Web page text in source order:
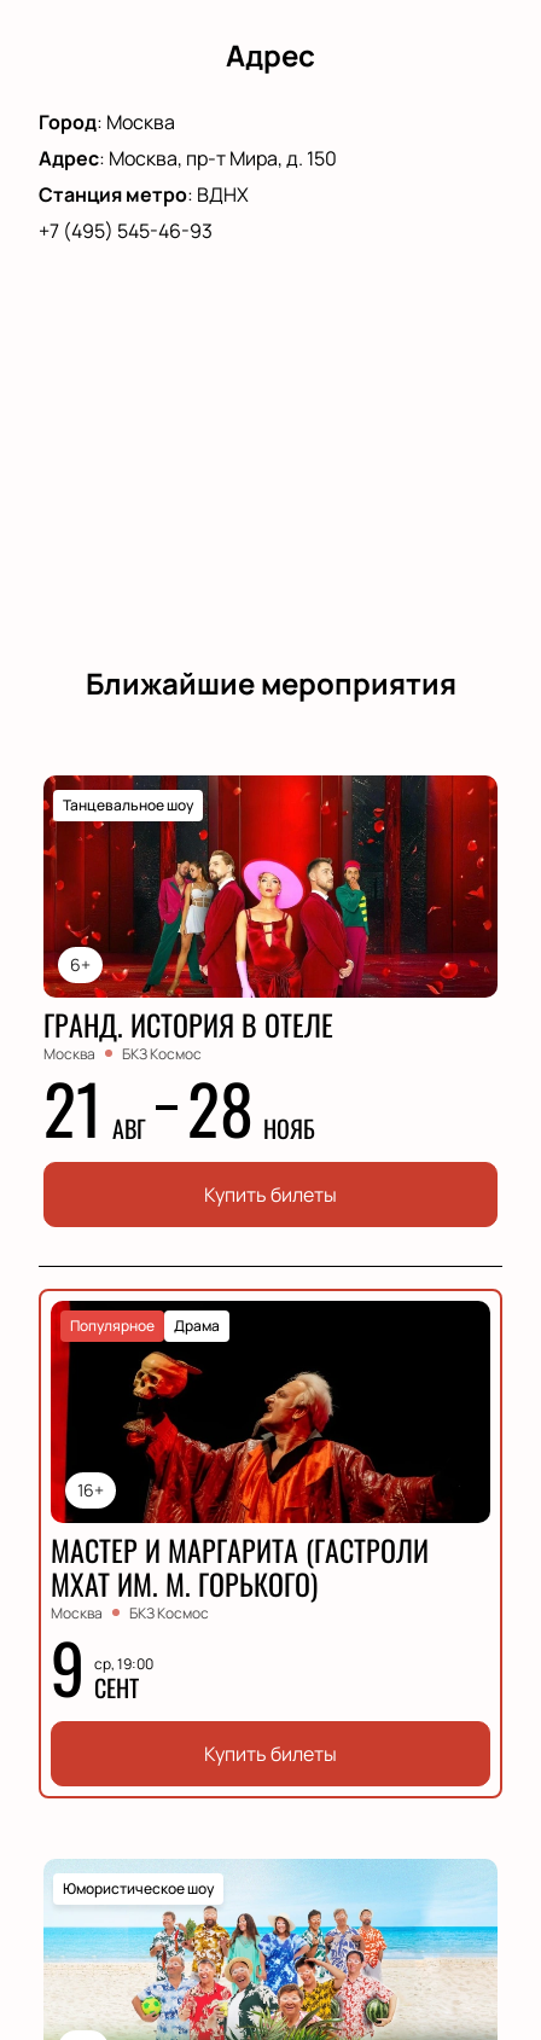
позвольте Ирине Астаховой раскрыть ваши души
своими стихами. Не упустите шанс проникнуться
Адрес
Город: Москва
Адрес: Москва, пр-т Мира, д. 150
Станция метро: ВДНХ
+7 (495) 545-46-93
Ближайшие мероприятия
6+
Танцевальное шоу
ГРАНД. ИСТОРИЯ В ОТЕЛЕ
Москва БКЗ Космос
21 АВГ 28 НОЯБ
Купить билеты
16+
Драма
Популярное
МАСТЕР И МАРГАРИТА (ГАСТРОЛИ
МХАТ ИМ. М. ГОРЬКОГО)
Москва БКЗ Космос
9 ср, 19:00
СЕНТ
Купить билеты
Юмористическое шоу